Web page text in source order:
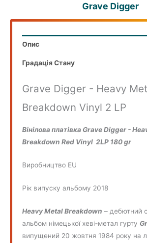
Grave Digger
Опис
Градація Стану
Grave Digger - Heavy
Breakdown Vinyl 2 LP
Вінілова платівка Grave Digger -
Breakdown Red Vinyl 2LP 180 gr
Виробництво EU
Рік випуску альбому 2018
Heavy Metal Breakdown – дебютний
альбом німецької хеві-метал гурту
випущений 20 жовтня 1984 року на